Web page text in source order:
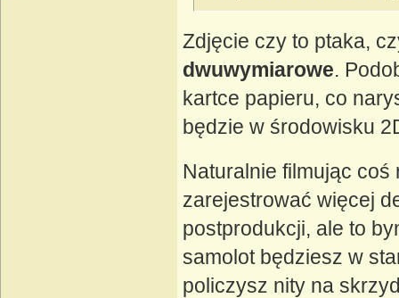
Zdjęcie czy to ptaka,
dwuwymiarowe.
kartce papieru, co
będzie w środowisku
Naturalnie filmując
zarejestrować więcej
postprodukcji, ale to
samolot będziesz w
policzysz nity na